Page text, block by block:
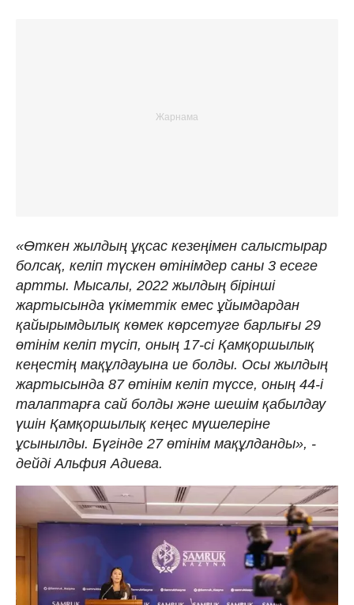
«Өткен жылдың ұқсас кезеңімен салыстырар
болсақ, келіп түскен өтінімдер саны 3 есеге
артты. Мысалы, 2022 жылдың бірінші
жартысында үкіметтік емес ұйымдардан
қайырымдылық көмек көрсетуге барлығы 29
өтінім келіп түсіп, оның 17-сі Қамқоршылық
кеңестің мақұлдауына ие болды. Осы жылдың
жартысында 87 өтінім келіп түссе, оның 44-і
талаптарға сай болды және шешім қабылдау
үшін Қамқоршылық кеңес мүшелеріне
ұсынылды. Бүгінде 27 өтінім мақұлданды», -
дейді Альфия Адиева.